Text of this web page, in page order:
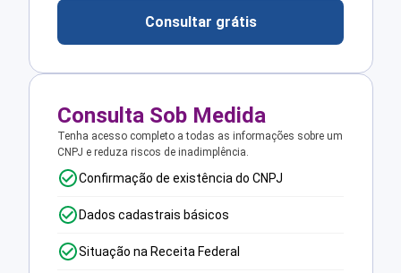
Consultar grátis
Consulta Sob Medida
Tenha acesso completo a todas as informações sobre um
CNPJ e reduza riscos de inadimplência.
Confirmação de existência do CNPJ
Dados cadastrais básicos
Situação na Receita Federal